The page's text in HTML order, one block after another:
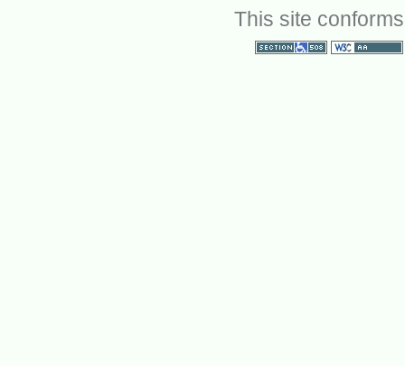
This site